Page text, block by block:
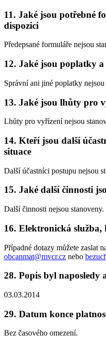
11. Jaké jsou potřebné
dispozici
Předepsané formuláře nejsou
12. Jaké jsou poplatky
Správní ani jiné poplatky nejsou
13. Jaké jsou lhůty pro
Lhůty pro vyřízení nejsou
14. Kteří jsou další
situace
Další účastníci postupu nejsou
15. Jaké další činnosti
Další činnosti nejsou stanoveny.
16. Elektronická služba,
Případné dotazy můžete zaslat
obcanmat@mvcr.cz nebo
28. Popis byl naposledy
03.03.2014
29. Datum konce
Bez časového omezení.